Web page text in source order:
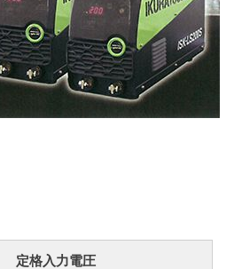
定格入力電圧